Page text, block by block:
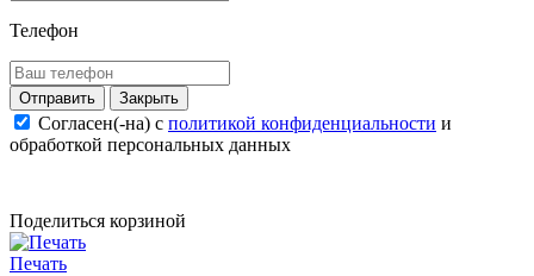
Телефон
Закрыть
Согласен(-на) c политикой конфиденциальности и
обработкой персональных данных
Поделиться корзиной
Печать